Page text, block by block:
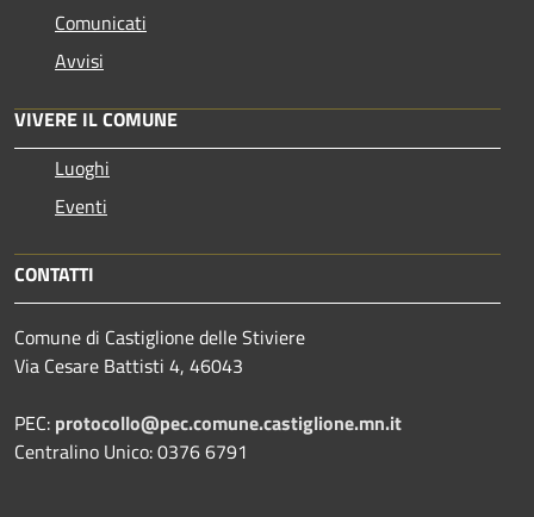
Comunicati
Avvisi
VIVERE IL COMUNE
Luoghi
Eventi
CONTATTI
Comune di Castiglione delle Stiviere
Via Cesare Battisti 4, 46043
PEC: protocollo@pec.comune.castiglione.mn.it
Centralino Unico: 0376 6791